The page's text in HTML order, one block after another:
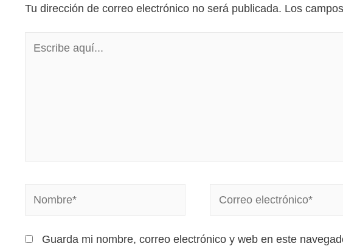
Tu dirección de correo electrónico no será publicada. Los
Guarda mi nombre, correo electrónico y web en este